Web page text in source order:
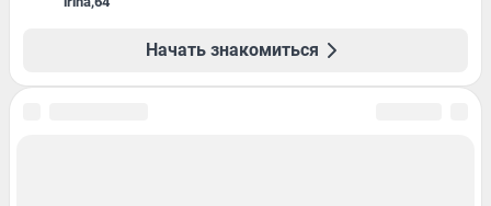
Начать знакомиться